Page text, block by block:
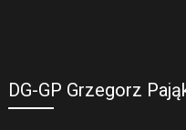
DG-GP Grzegorz